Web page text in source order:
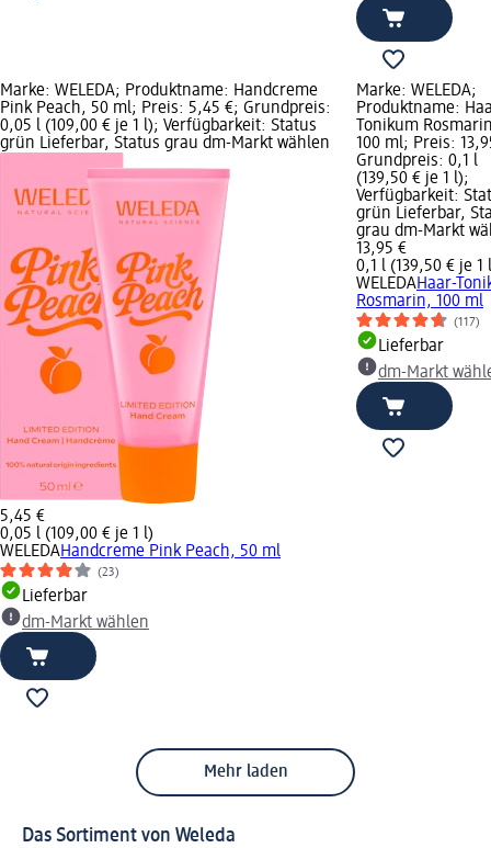
Marke: WELEDA; Produktname: Handcreme
Pink Peach, 50 ml; Preis: 5,45 €; Grundpreis:
0,05 l (109,00 € je 1 l); Verfügbarkeit: Status
grün Lieferbar, Status grau dm-Markt wählen
5,45 €
0,05 l (109,00 € je 1 l)
WELEDAHandcreme Pink Peach, 50 ml
(23)
Lieferbar
dm-Markt wählen
Marke: WELEDA;
Produktname:
Tonikum
100 ml; Preis:
Grundpreis: 0,1 l
(139,50 € je 1 l);
Verfügbarkeit:
grün Lieferbar,
grau dm-Markt
13,95 €
0,1 l (139,50 € je 1
WELEDAHaar-
Rosmarin, 100 ml
(117)
Lieferbar
dm-Markt
Mehr laden
Das Sortiment von Weleda